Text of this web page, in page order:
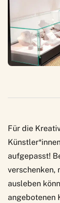
Für die
aufgepasst!
verschenken,
ausleben
angebotenen